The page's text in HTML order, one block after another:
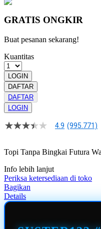
GRATIS ONGKIR
Buat pesanan sekarang!
Kuantitas
LOGIN
DAFTAR
DAFTAR
LOGIN
4.9
bintang,
rating
rata-
rata.
Read
13
Reviews.
halaman
4.9 (995.771)
Topi Tanpa Bingkai Futura
Info lebih lanjut
Periksa ketersediaan di toko
Bagikan
Details